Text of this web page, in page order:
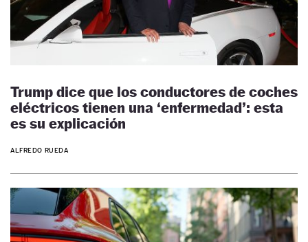
Trump dice que los conductores de coches
eléctricos tienen una ‘enfermedad’: esta
es su explicación
ALFREDO RUEDA